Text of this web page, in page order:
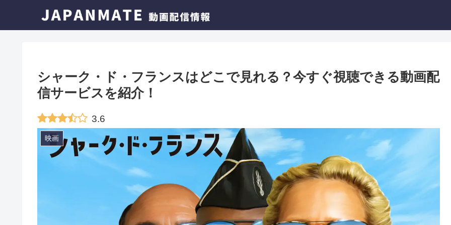
シャーク・ド・フランスはどこで見れる？今すぐ視聴できる動画配
信サービスを紹介！
3.6
映画